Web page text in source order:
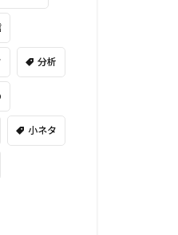
分析
小ネタ